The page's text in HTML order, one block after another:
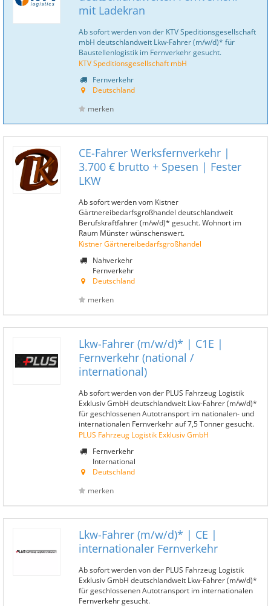
mit Ladekran
Ab sofort werden von der KTV Speditionsgesellschaft
mbH deutschlandweit Lkw-Fahrer (m/w/d)* für
Baustellenlogistik im Fernverkehr gesucht.
KTV Speditionsgesellschaft mbH
Fernverkehr
Deutschland
merken
CE-Fahrer Werksfernverkehr |
3.700 € brutto + Spesen | Fester
LKW
Ab sofort werden vom Kistner
Gärtnereibedarfsgroßhandel deutschlandweit
Berufskraftfahrer (m/w/d)* gesucht. Wohnort im
Raum Münster wünschenswert.
Kistner Gärtnereibedarfsgroßhandel
Nahverkehr
Fernverkehr
Deutschland
merken
Lkw-Fahrer (m/w/d)* | C1E |
Fernverkehr (national /
international)
Ab sofort werden von der PLUS Fahrzeug Logistik
Exklusiv GmbH deutschlandweit Lkw-Fahrer (m/w/d)*
für geschlossenen Autotransport im nationalen- und
internationalen Fernverkehr auf 7,5 Tonner gesucht.
PLUS Fahrzeug Logistik Exklusiv GmbH
Fernverkehr
International
Deutschland
merken
Lkw-Fahrer (m/w/d)* | CE |
internationaler Fernverkehr
Ab sofort werden von der PLUS Fahrzeug Logistik
Exklusiv GmbH deutschlandweit Lkw-Fahrer (m/w/d)*
für geschlossenen Autotransport im internationalen
Fernverkehr gesucht.